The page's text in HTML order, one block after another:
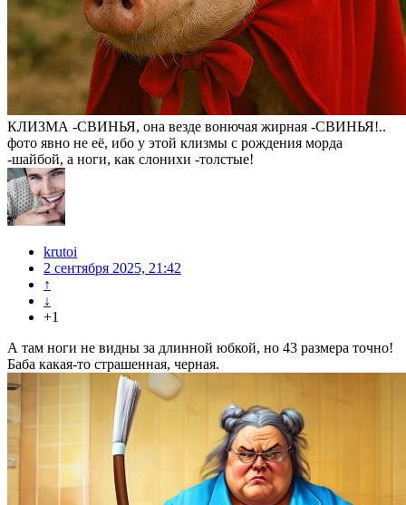
КЛИЗМА -СВИНЬЯ, она везде вонючая жирная -СВИНЬЯ!..
фото явно не её, ибо у этой клизмы с рождения морда
-шайбой, а ноги, как слонихи -толстые!
krutoi
2 сентября 2025, 21:42
↑
↓
+1
А там ноги не видны за длинной юбкой, но 43 размера точно!
Баба какая-то страшенная, черная.